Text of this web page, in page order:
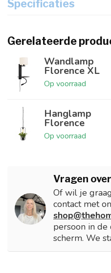
Specificaties
Gerelateerde
Wandlamp
Florence XL
Op voorraad
Hanglamp
Florence
Op voorraad
Vragen
Of wil je
contact met
persoon in de
scherm. We